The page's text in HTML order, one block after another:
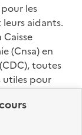
les
aidants.
(Cnsa) en
toutes
utiles pour